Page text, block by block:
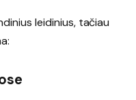
leidinius, tačiau